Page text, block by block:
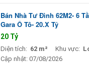
Bán Nhà Tư Đình 62M2- 6
Gara Ô Tô- 20.X Tỷ
20 Tỷ
Diện tích: 62 m² Khu vực:
Cập nhật: 07/08/2026